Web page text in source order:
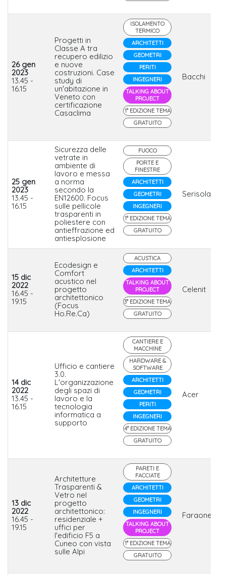
26 gen
2023
13.45 -
16.15
Progetti in
Classe A tra
recupero edilizio
e nuove
costruzioni. Case
study di
un'abitazione in
Veneto con
certificazione
Casaclima
ISOLAMENTO
TERMICO
ARCHITETTI
GEOMETRI
PERITI
INGEGNERI
TALKING ABOUT
PROJECT
1° EDIZIONE TEMA
GRATUITO
Bacchi
25 gen
2023
13.45 -
16.15
Sicurezza delle
vetrate in
ambiente di
lavoro e messa
a norma
secondo la
EN12600. Focus
sulle pellicole
trasparenti in
poliestere con
antieffrazione ed
antiesplosione
FUOCO
PORTE E
FINESTRE
ARCHITETTI
GEOMETRI
INGEGNERI
1° EDIZIONE TEMA
GRATUITO
Serisolar
15 dic
2022
16.45 -
19.15
Ecodesign e
Comfort
acustico nel
progetto
architettonico
(Focus
Ho.Re.Ca)
ACUSTICA
ARCHITETTI
TALKING ABOUT
PROJECT
3° EDIZIONE TEMA
GRATUITO
Celenit
14 dic
2022
13.45 -
16.15
Ufficio e cantiere
3.0.
L'organizzazione
degli spazi di
lavoro e la
tecnologia
informatica a
supporto
CANTIERE E
MACCHINE
HARDWARE &
SOFTWARE
ARCHITETTI
GEOMETRI
PERITI
INGEGNERI
4° EDIZIONE TEMA
GRATUITO
Acer
13 dic
2022
16.45 -
19.15
Architetture
Trasparenti &
Vetro nel
progetto
architettonico:
residenziale +
uffici per
l'edificio F5 a
Cuneo con vista
sulle Alpi
PARETI E
FACCIATE
ARCHITETTI
GEOMETRI
INGEGNERI
TALKING ABOUT
PROJECT
1° EDIZIONE TEMA
GRATUITO
Faraone